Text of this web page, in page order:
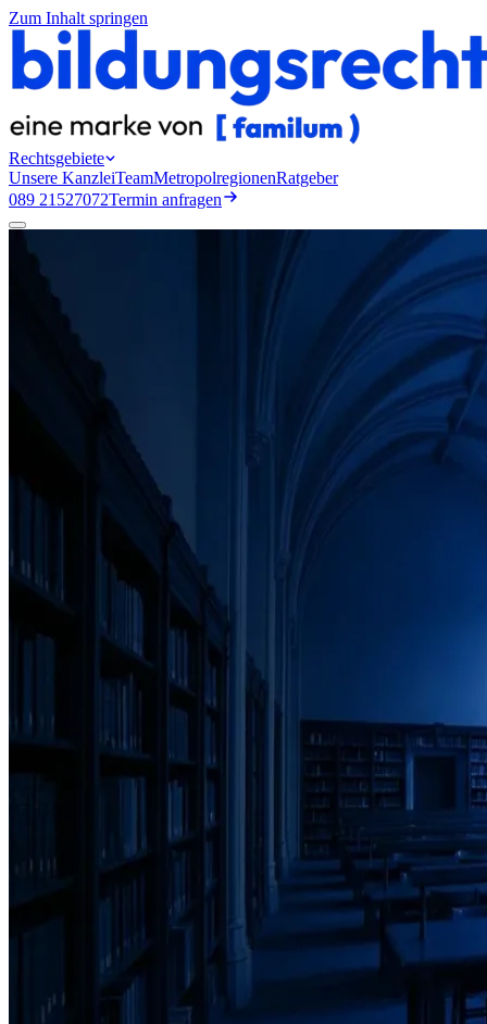
Zum Inhalt springen
Rechtsgebiete
Unsere KanzleiTeamMetropolregionenRatgeber
089 21527072Termin anfragen